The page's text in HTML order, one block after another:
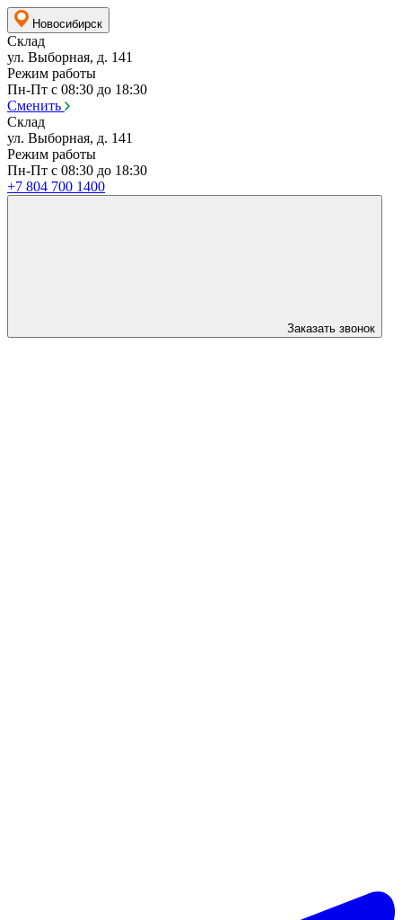
Новосибирск
Склад
ул. Выборная, д. 141
Режим работы
Пн-Пт с 08:30 до 18:30
Сменить
Склад
ул. Выборная, д. 141
Режим работы
Пн-Пт с 08:30 до 18:30
+7 804 700 1400
Заказать звонок